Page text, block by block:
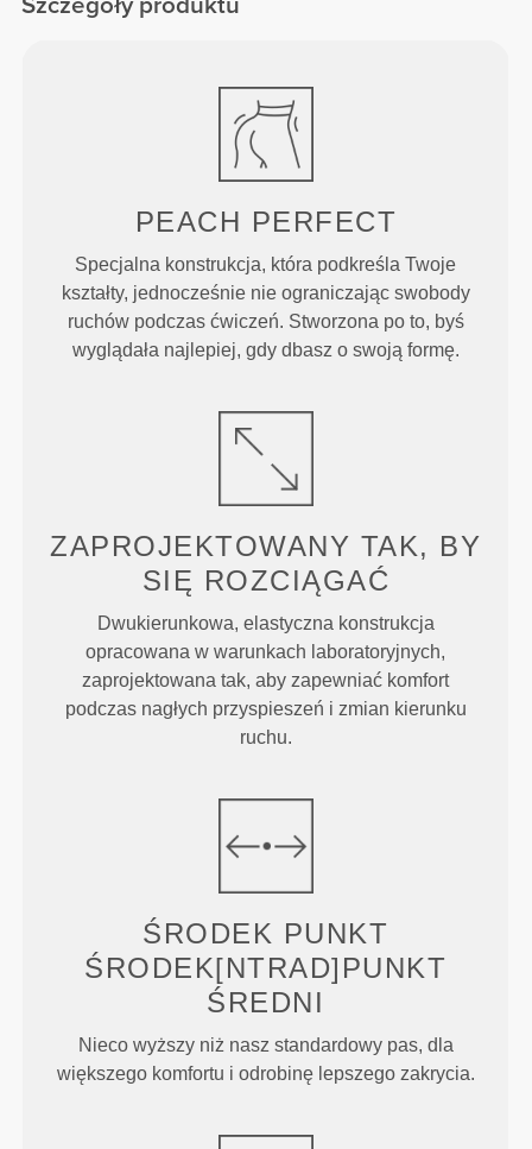
PEACH PERFECT
Specjalna konstrukcja, która podkreśla Twoje
kształty, jednocześnie nie ograniczając swobody
ruchów podczas ćwiczeń. Stworzona po to, byś
wyglądała najlepiej, gdy dbasz o swoją formę.
ZAPROJEKTOWANY TAK, BY
SIĘ ROZCIĄGAĆ
Dwukierunkowa, elastyczna konstrukcja
opracowana w warunkach laboratoryjnych,
zaprojektowana tak, aby zapewniać komfort
podczas nagłych przyspieszeń i zmian kierunku
ruchu.
ŚRODEK PUNKT
ŚRODEK[NTRAD]PUNKT
ŚREDNI
Nieco wyższy niż nasz standardowy pas, dla
większego komfortu i odrobinę lepszego zakrycia.